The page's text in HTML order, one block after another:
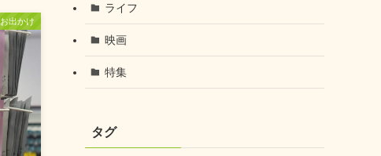
お出かけ
ライフ
映画
特集
タグ